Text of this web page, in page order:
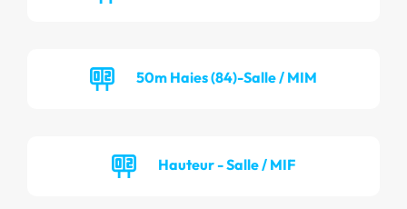
50m Haies (84)-Salle / MIM
Hauteur - Salle / MIF